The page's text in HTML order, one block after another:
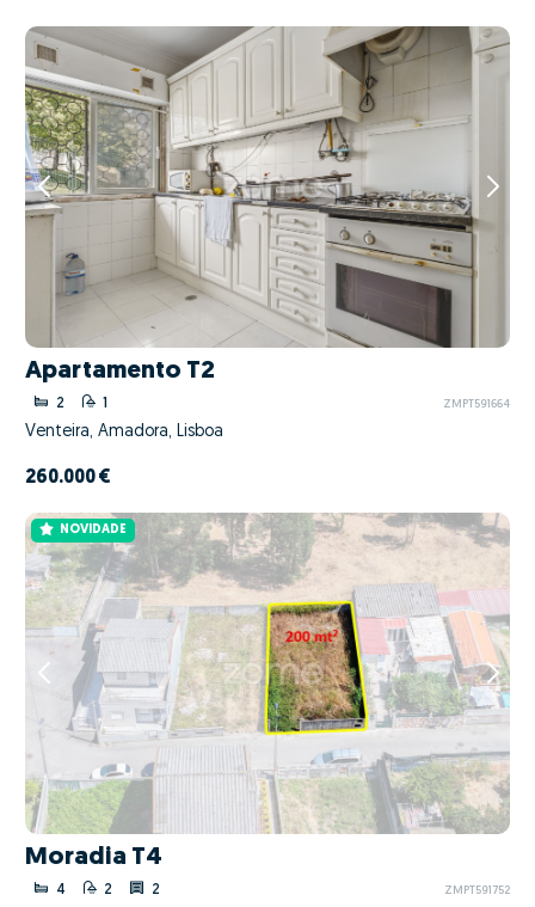
Apartamento T2
2 1 ZMPT591664
Venteira, Amadora, Lisboa
260.000 €
NOVIDADE
Moradia T4
4 2 2 ZMPT591752